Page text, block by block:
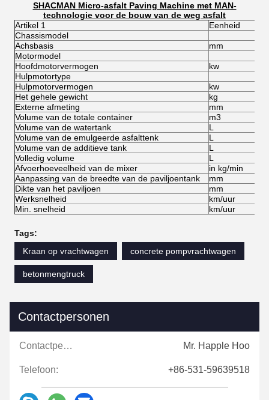
SHACMAN Micro-asfalt Paving Machine met MAN-
technologie voor de bouw van de weg asfalt
Artikel 1
Eenheid
Chassismodel
Achsbasis
mm
Motormodel
Hoofdmotorvermogen
kw
Hulpmotortype
Hulpmotorvermogen
kw
Het gehele gewicht
kg
Externe afmeting
mm
Volume van de totale container
m3
Volume van de watertank
L
Volume van de emulgeerde asfalttenk
L
Volume van de additieve tank
L
Volledig volume
L
Afvoerhoeveelheid van de mixer
in kg/min
Aanpassing van de breedte van de paviljoentank
mm
Dikte van het paviljoen
mm
Werksnelheid
km/uur
Min. snelheid
km/uur
Tags:
Kraan op vrachtwagen
concrete pompvrachtwagen
betonmengtruck
Contactpersonen
Contactpersonen: Mr. Happle Hoo
Telefoon: +86-531-59639518